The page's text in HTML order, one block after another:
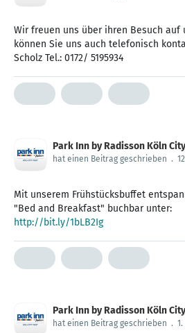
Wir freuen uns über ihren Besuch auf
können Sie uns auch telefonisch
Scholz Tel.: 0172/ 5195934
Park Inn by Radisson Köln
hat einen Beitrag geschrieben .
Mit unserem Frühstücksbuffet
http://bit.ly/1bLB2Ig
Park Inn by Radisson Köln
hat einen Beitrag geschrieben .